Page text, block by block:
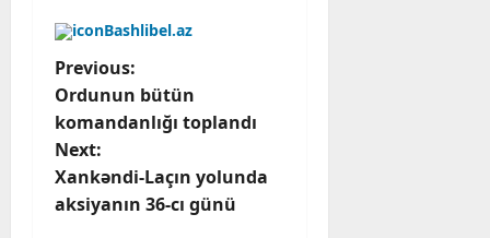
Bashlibel.az
P
o
s
t
Previous:
Ordunun bütün
komandanlığı toplandı
Next:
Xankəndi-Laçın yolunda
aksiyanın 36-cı günü